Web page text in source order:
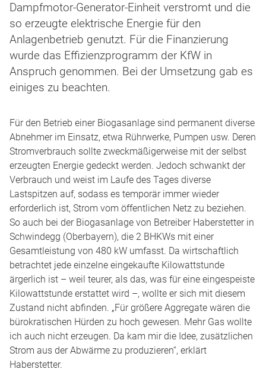
Dampfmotor-Generator-Einheit verstromt und die
so erzeugte elektrische Energie für den
Anlagenbetrieb genutzt. Für die Finanzierung
wurde das Effizienzprogramm der KfW in
Anspruch genommen. Bei der Umsetzung gab es
einiges zu beachten.
Für den Betrieb einer Biogasanlage sind permanent diverse
Abnehmer im Einsatz, etwa Rührwerke, Pumpen usw. Deren
Stromverbrauch sollte zweckmäßigerweise mit der selbst
erzeugten Energie gedeckt werden. Jedoch schwankt der
Verbrauch und weist im Laufe des Tages diverse
Lastspitzen auf, sodass es temporär immer wieder
erforderlich ist, Strom vom öffentlichen Netz zu beziehen.
So auch bei der Biogasanlage von Betreiber Haberstetter in
Schwindegg (Oberbayern), die 2 BHKWs mit einer
Gesamtleistung von 480 kW umfasst. Da wirtschaftlich
betrachtet jede einzelne eingekaufte Kilowattstunde
ärgerlich ist – weil teurer, als das, was für eine eingespeiste
Kilowattstunde erstattet wird –, wollte er sich mit diesem
Zustand nicht abfinden. „Für größere Aggregate wären die
bürokratischen Hürden zu hoch gewesen. Mehr Gas wollte
ich auch nicht erzeugen. Da kam mir die Idee, zusätzlichen
Strom aus der Abwärme zu produzieren“, erklärt
Haberstetter.